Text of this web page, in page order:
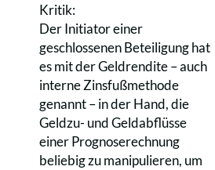
Kritik:
Der Initiator einer
geschlossenen Beteiligung hat
es mit der Geldrendite – auch
interne Zinsfußmethode
genannt – in der Hand, die
Geldzu- und Geldabflüsse
einer Prognoserechnung
beliebig zu manipulieren, um